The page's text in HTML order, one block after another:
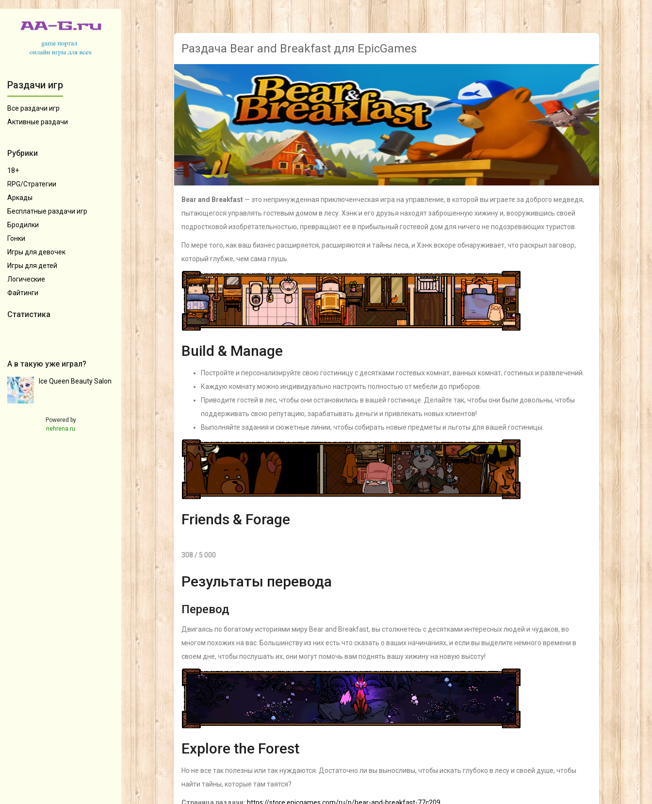
Раздачи игр
Все раздачи игр
Активные раздачи
Рубрики
18+
RPG/Стратегии
Аркады
Бесплатные раздачи игр
Бродилки
Гонки
Игры для девочек
Игры для детей
Логические
Файтинги
Статистика
А в такую уже играл?
Ice Queen Beauty Salon
Powered by
nehrena.ru
Раздача Bear and Breakfast для EpicGames
Bear and Breakfast — это непринужденная приключенческая игра на управление, в которой вы играете за доброго медведя,
пытающегося управлять гостевым домом в лесу. Хэнк и его друзья находят заброшенную хижину и, вооружившись своей
подростковой изобретательностью, превращают ее в прибыльный гостевой дом для ничего не подозревающих туристов.
По мере того, как ваш бизнес расширяется, расширяются и тайны леса, и Хэнк вскоре обнаруживает, что раскрыл заговор,
который глубже, чем сама глушь.
Build & Manage
Постройте и персонализируйте свою гостиницу с десятками гостевых комнат, ванных комнат, гостиных и развлечений.
Каждую комнату можно индивидуально настроить полностью от мебели до приборов.
Приводите гостей в лес, чтобы они остановились в вашей гостинице. Делайте так, чтобы они были довольны, чтобы
поддерживать свою репутацию, зарабатывать деньги и привлекать новых клиентов!
Выполняйте задания и сюжетные линии, чтобы собирать новые предметы и льготы для вашей гостиницы.
Friends & Forage
308 / 5 000
Результаты перевода
Перевод
Двигаясь по богатому историями миру Bear and Breakfast, вы столкнетесь с десятками интересных людей и чудаков, во
многом похожих на вас. Большинству из них есть что сказать о ваших начинаниях, и если вы выделите немного времени в
своем дне, чтобы послушать их, они могут помочь вам поднять вашу хижину на новую высоту!
Explore the Forest
Но не все так полезны или так нуждаются. Достаточно ли вы выносливы, чтобы искать глубоко в лесу и своей душе, чтобы
найти тайны, которые там таятся?
Страница раздачи: https://store.epicgames.com/ru/p/bear-and-breakfast-77c209